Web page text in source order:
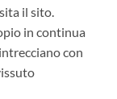
il sito.
in continua
con